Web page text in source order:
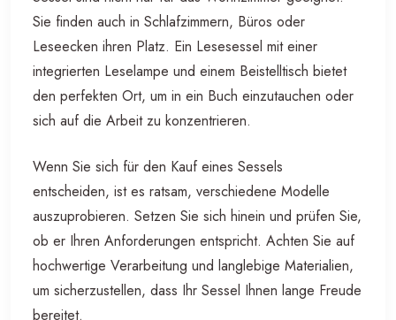
Sie finden auch in Schlafzimmern, Büros oder
Leseecken ihren Platz. Ein Lesesessel mit einer
integrierten Leselampe und einem Beistelltisch bietet
den perfekten Ort, um in ein Buch einzutauchen oder
sich auf die Arbeit zu konzentrieren.
Wenn Sie sich für den Kauf eines Sessels
entscheiden, ist es ratsam, verschiedene Modelle
auszuprobieren. Setzen Sie sich hinein und prüfen Sie,
ob er Ihren Anforderungen entspricht. Achten Sie auf
hochwertige Verarbeitung und langlebige Materialien,
um sicherzustellen, dass Ihr Sessel Ihnen lange Freude
bereitet.